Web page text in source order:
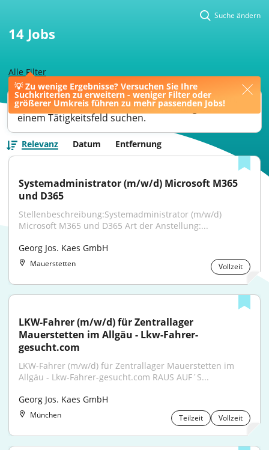
💡 Zu wenige Ergebnisse? Versuchen Sie Ihre
Suchkriterien zu erweitern - weniger Filter oder
größerer Umkreis führen zu mehr passenden Jobs!
Alle Filter
Suche ändern
14 Jobs
Ihre Jobsuche könnte bessere Ergebnisse liefern,
wenn Sie nach einer Berufsbezeichnung oder
einem Tätigkeitsfeld suchen.
Relevanz Datum Entfernung
Systemadministrator (m/w/d) Microsoft M365
und D365
Stellenbeschreibung:Systemadministrator (m/w/d)
Microsoft M365 und D365 Art der Anstellung:...
Georg Jos. Kaes GmbH
Mauerstetten Vollzeit
LKW-Fahrer (m/w/d) für Zentrallager
Mauerstetten im Allgäu - Lkw-Fahrer-
gesucht.com
LKW-Fahrer (m/w/d) für Zentrallager Mauerstetten im
Allgäu - Lkw-Fahrer-gesucht.com RAUS AUF´S...
Georg Jos. Kaes GmbH
München Teilzeit Vollzeit